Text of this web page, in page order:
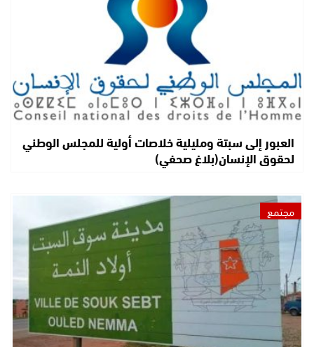
العبور إلى سبتة ومليلية خلاصات أولية للمجلس الوطني
لحقوق الإنسان(بلاغ صحفي)
مجتمع